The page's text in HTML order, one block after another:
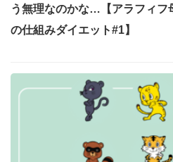
う無理なのかな…【アラフィフ
の仕組みダイエット#1】